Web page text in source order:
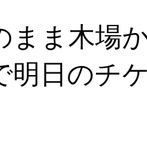
まま木場
明日のチ